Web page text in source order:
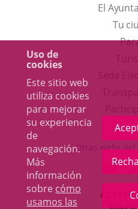
Uso de
cookies
Este sitio web
utiliza cookies
para mejorar
su experiencia
de
navegación.
Más
información
sobre cómo
usamos las
El
Tu
Otras webs
A
UNA